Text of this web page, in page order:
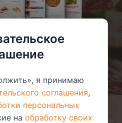
© 2025 ООО «Арена-пицца»
я принимаю
соглашения,
персональных
на обработку своих